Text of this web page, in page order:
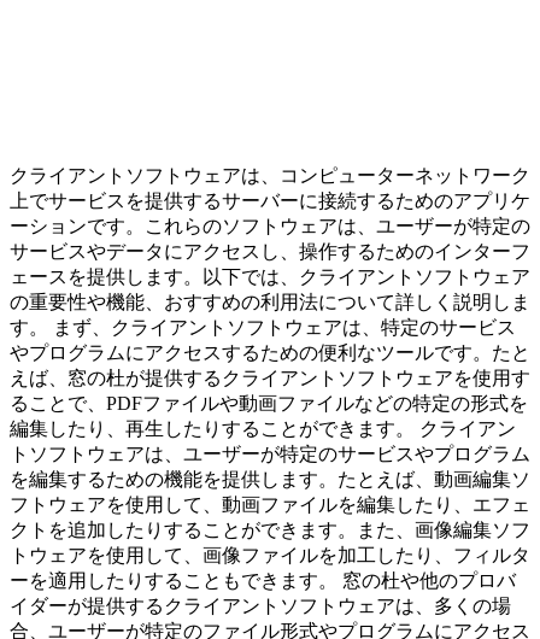
クライアントソフトウェアは、コンピューターネットワーク
上でサービスを提供するサーバーに接続するためのアプリケ
ーションです。これらのソフトウェアは、ユーザーが特定の
サービスやデータにアクセスし、操作するためのインターフ
ェースを提供します。以下では、クライアントソフトウェア
の重要性や機能、おすすめの利用法について詳しく説明しま
す。 まず、クライアントソフトウェアは、特定のサービス
やプログラムにアクセスするための便利なツールです。たと
えば、窓の杜が提供するクライアントソフトウェアを使用す
ることで、PDFファイルや動画ファイルなどの特定の形式を
編集したり、再生したりすることができます。 クライアン
トソフトウェアは、ユーザーが特定のサービスやプログラム
を編集するための機能を提供します。たとえば、動画編集ソ
フトウェアを使用して、動画ファイルを編集したり、エフェ
クトを追加したりすることができます。また、画像編集ソフ
トウェアを使用して、画像ファイルを加工したり、フィルタ
ーを適用したりすることもできます。 窓の杜や他のプロバ
イダーが提供するクライアントソフトウェアは、多くの場
合、ユーザーが特定のファイル形式やプログラムにアクセス